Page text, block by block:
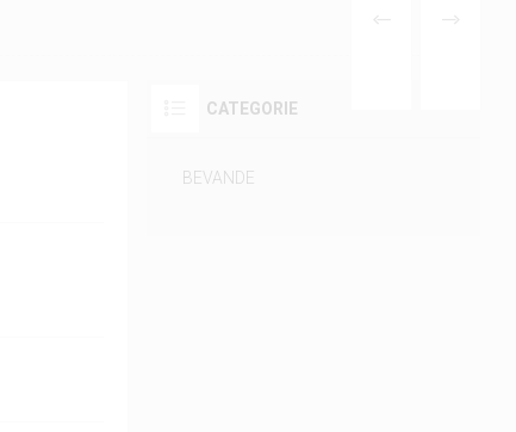
PRODOTTO
CATEGORIE
BEVANDE